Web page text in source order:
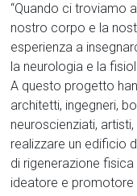
“Quando ci troviamo
nostro corpo e la
esperienza a
la neurologia e la
A questo progetto
architetti, ingegneri,
neuroscienziati,
realizzare un edificio
di rigenerazione
ideatore e promotore